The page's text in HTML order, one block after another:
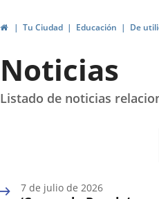
HomeTu Ciudad Educación De
Noticias
Listado de noticias
7 de julio de 2026